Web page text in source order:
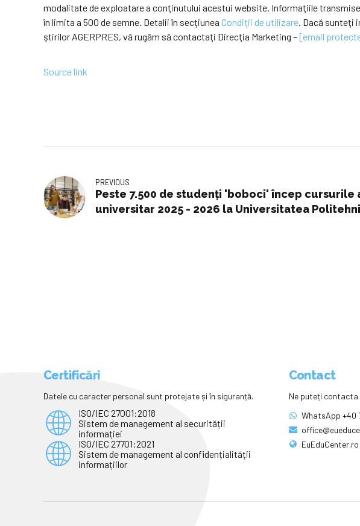
modalitate de exploatare a conţinutului acestui website. Informaţiile
în limita a 500 de semne. Detalii în secţiunea Condiţii de utilizare. Dacă sunteţi
ştirilor AGERPRES, vă rugăm să contactaţi Direcţia Marketing –[email
Source link
PREVIOUS
Peste 7.500 de studenți 'boboci' încep cursurile
universitar 2025 - 2026 la Universitatea
Certificări
Datele cu caracter personal sunt protejate și în siguranță.
ISO/IEC 27001:2018
Sistem de management al securității
informației
ISO/IEC 27701:2021
Sistem de management al confidențialității
informațiilor
Contact
Ne puteți
WhatsApp +40
EuEduCenter.ro